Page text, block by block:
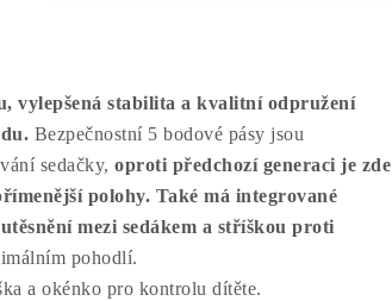
vylepšená stabilita a kvalitní odpružení
Bezpečnostní 5 bodové pásy jsou
sedačky, oproti předchozí generaci je zde
polohy. Také má integrované
mezi sedákem a stříškou proti
pohodlí.
a okénko pro kontrolu dítěte.